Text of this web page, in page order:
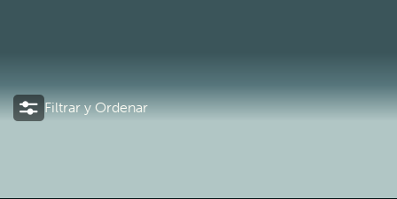
Filtrar y Ordenar